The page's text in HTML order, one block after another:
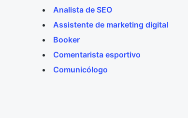
Analista de SEO
Assistente de marketing digital
Booker
Comentarista esportivo
Comunicólogo